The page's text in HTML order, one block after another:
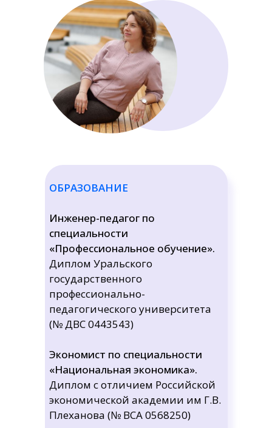
ОБРАЗОВАНИЕ
Инженер-педагог по
специальности
«Профессиональное обучение».
Диплом Уральского
государственного
профессионально-
педагогического университета
(№ ДВС 0443543)
Экономист по специальности
«Национальная экономика».
Диплом с отличием Российской
экономической академии им Г.В.
Плеханова (№ ВСА 0568250)